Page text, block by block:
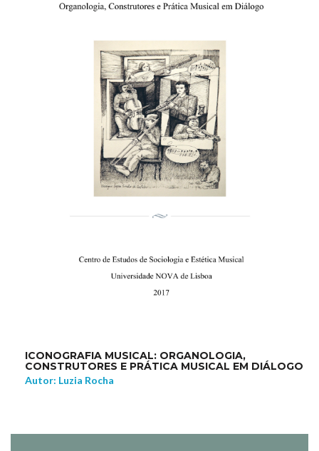
ICONOGRAFIA MUSICAL: ORGANOLOGIA,
CONSTRUTORES E PRÁTICA MUSICAL EM DIÁLOGO
Autor: Luzia Rocha